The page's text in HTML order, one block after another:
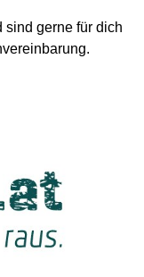
sind gerne für dich